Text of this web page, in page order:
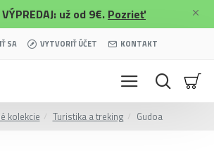
už od 9€. Pozrieť
SA VYTVORIŤ ÚČET KONTAKT
kolekcie Turistika a treking Gudoa